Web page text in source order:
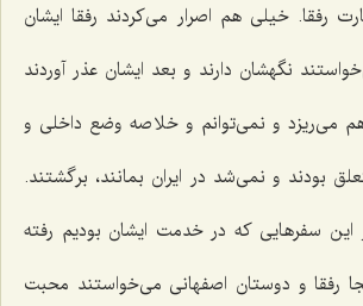
رفقا. خیلی هم اصرار می‌کردند رفقا ایشان
نگهشان دارند و بعد ایشان عذر آوردند
می‌ریزد و نمی‌توانم و خلاصه وضع داخلی و
بودند و نمی‌شد در ایران بمانند، برگشتند.
سفرهایی که در خدمت ایشان بودیم رفته
رفقا و دوستان اصفهانی می‌خواستند محبت